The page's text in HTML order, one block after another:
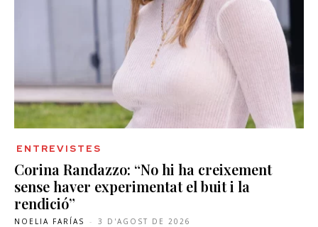
ENTREVISTES
Corina Randazzo: “No hi ha creixement
sense haver experimentat el buit i la
rendició”
NOELIA FARÍAS - 3 D'AGOST DE 2026